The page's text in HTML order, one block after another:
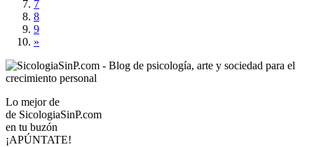
7
8
9
»
Lo mejor de
de SicologiaSinP.com
en tu buzón
¡APÚNTATE!